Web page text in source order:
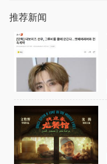
推荐新闻